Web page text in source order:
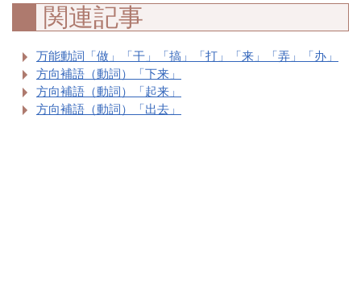
関連記事
万能動詞「做」「干」「搞」「打」「来」「弄」「办」
方向補語（動詞）「下来」
方向補語（動詞）「起来」
方向補語（動詞）「出去」